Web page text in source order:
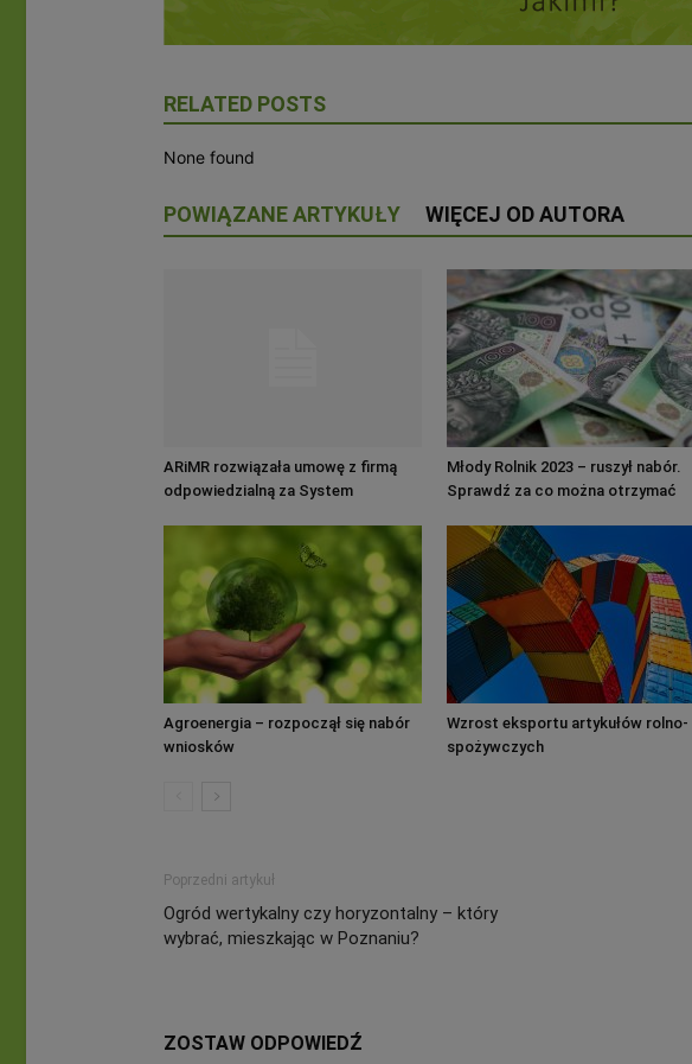
RELATED POSTS
None found
POWIĄZANE ARTYKUŁY WIĘCEJ OD AUTORA
ARiMR rozwiązała umowę z firmą
odpowiedzialną za System
Młody Rolnik 2023 – ruszył nabór.
Sprawdź za co można otrzymać
Agroenergia – rozpoczął się nabór
wniosków
Wzrost eksportu artykułów rolno-
spożywczych
Poprzedni artykuł
Ogród wertykalny czy horyzontalny – który
wybrać, mieszkając w Poznaniu?
ZOSTAW ODPOWIEDŹ